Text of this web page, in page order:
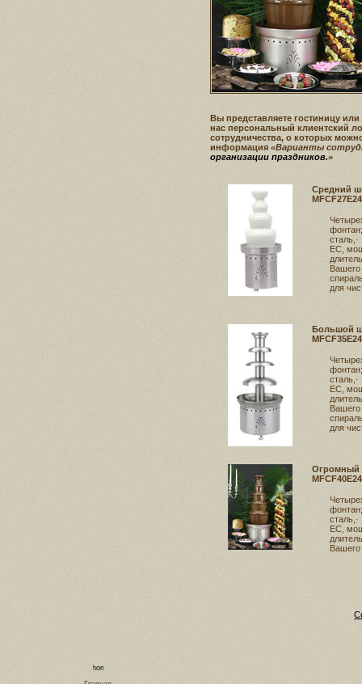
Вы представляете гостиницу
нас персональный клиентский
сотрудничества, о которых
информация «Варианты
организации праздников.»
Средний
MFCF27E24
ЕС,
Вашего
для
Большой
MFCF35E24
ЕС,
Вашего
для
Огромный
MFCF40E24
ЕС,
Вашего